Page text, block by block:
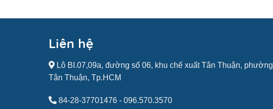
Liên hệ
Lô BI.07,09a, đường số 06, khu chế xuất Tân Thuận, phường
Tân Thuận, Tp.HCM
84-28-37701476 -096.570.3570